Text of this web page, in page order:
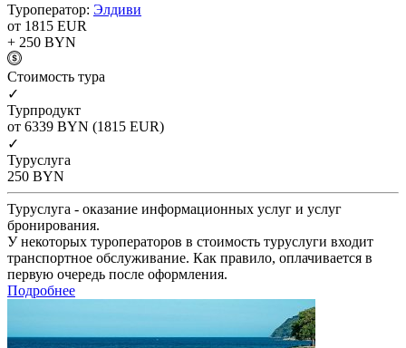
Туроператор: Элдиви
от 1815 EUR
+ 250 BYN
Cтоимость тура
✓
Турпродукт
от 6339 BYN (1815 EUR)
✓
Туруслуга
250 BYN
Туруслуга - оказание информационных услуг и услуг
бронирования.
У некоторых туроператоров в стоимость туруслуги входит
транспортное обслуживание. Как правило, оплачивается в
первую очередь после оформления.
Подробнее